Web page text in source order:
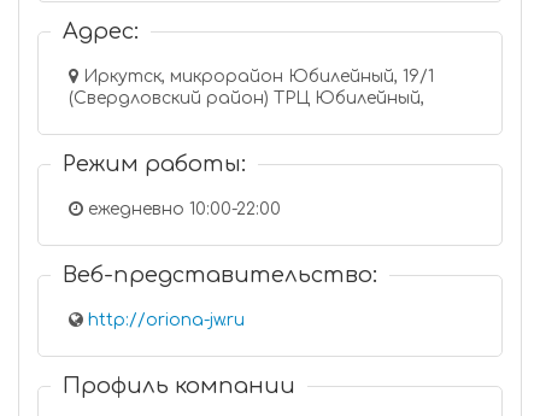
Адрес:
Иркутск, микрорайон Юбилейный, 19/1
(Свердловский район) ТРЦ Юбилейный,
Режим работы:
ежедневно 10:00-22:00
Веб-представительство:
http://oriona-jw.ru
Профиль компании